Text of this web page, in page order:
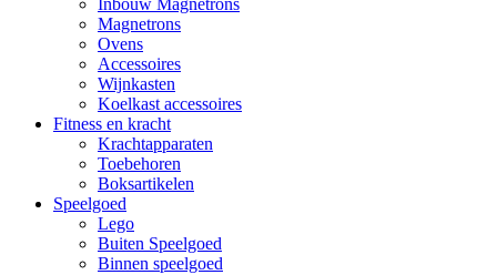
Inbouw Magnetrons
Magnetrons
Ovens
Accessoires
Wijnkasten
Koelkast accessoires
Fitness en kracht
Krachtapparaten
Toebehoren
Boksartikelen
Speelgoed
Lego
Buiten Speelgoed
Binnen speelgoed